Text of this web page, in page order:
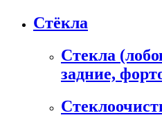
Стёкла
Стекла
задние,